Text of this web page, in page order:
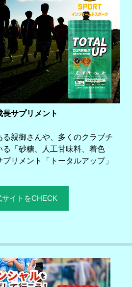
サプリメント
親御さんや、多くのクラブチ
「砂糖、人工甘味料、着色
リメント「トータルアップ」
サイトをCHECK